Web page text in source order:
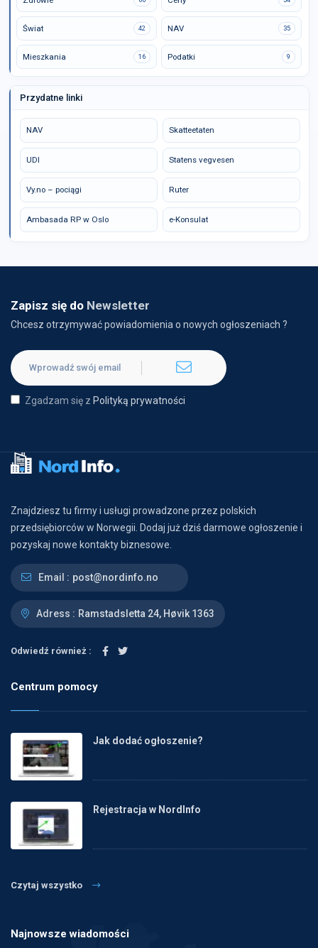
Świat 42 NAV 35
Mieszkania 16 Podatki 9
Przydatne linki
NAV Skatteetaten
UDI Statens vegvesen
Vy.no – pociągi Ruter
Ambasada RP w Oslo e-Konsulat
Zapisz się do Newsletter
Chcesz otrzymywać powiadomienia o nowych ogłoszeniach ?
Zgadzam się z Polityką prywatności
Znajdziesz tu firmy i usługi prowadzone przez polskich
przedsiębiorców w Norwegii. Dodaj już dziś darmowe ogłoszenie i
pozyskaj nowe kontakty biznesowe.
Email : post@nordinfo.no
Adress : Ramstadsletta 24, Høvik 1363
Odwiedź również :
Centrum pomocy
Jak dodać ogłoszenie?
Rejestracja w NordInfo
Czytaj wszystko
Najnowsze wiadomości